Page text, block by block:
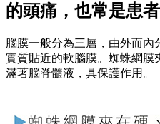
的頭痛，也常是患
腦膜一般分為三層，由外而
實質貼近的軟腦膜。蜘蛛網膜
滿著腦脊髓液，具保護作用。